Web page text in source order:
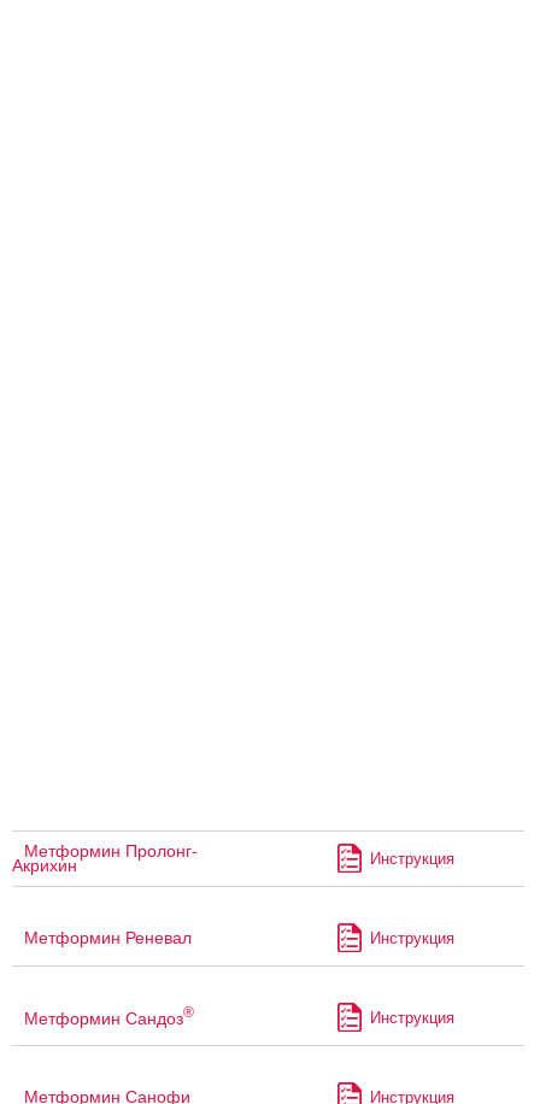
Метформин Пролонг-
Акрихин Инструкция
Метформин Реневал Инструкция
Метформин Сандоз® Инструкция
Метформин Санофи Инструкция